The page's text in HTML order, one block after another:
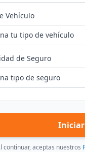
Vehículo
tu tipo de vehículo
de Seguro
tipo de seguro
continuar, aceptas nuestros